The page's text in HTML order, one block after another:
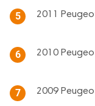
5 2011
6 2010
7 2009